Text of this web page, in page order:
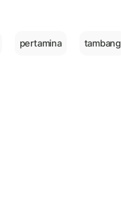
pertamina tambang